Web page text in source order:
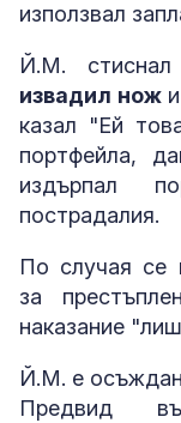
използвал
Й.М.
извадил нож
казал "Ей
портфейла,
издърпал
пострадалия.
По случая се
за
наказание
Й.М. е осъждан
Предвид